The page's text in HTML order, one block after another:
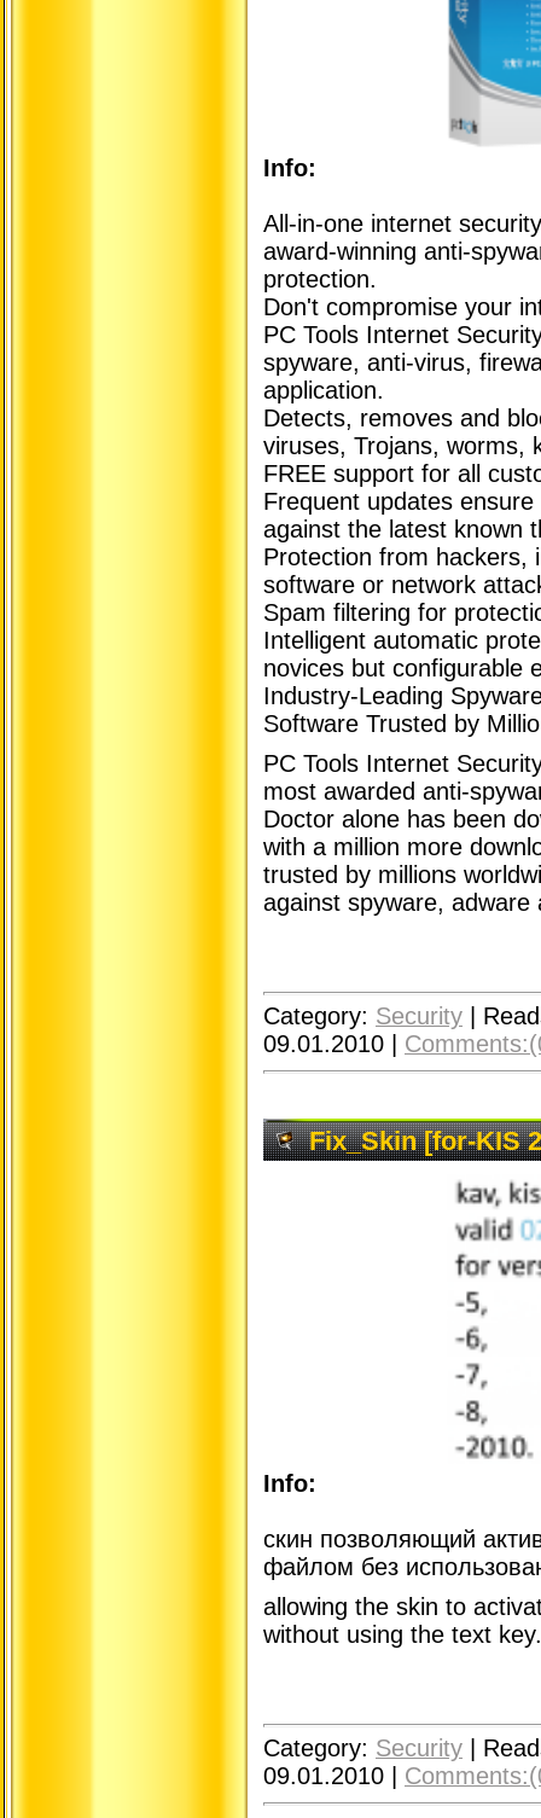
Info:
All-in-one internet
award-winning anti-
protection.
Don't compromise your
PC Tools Internet
spyware, anti-virus,
application.
Detects, removes and
viruses, Trojans, worms,
FREE support for all
Frequent updates
against the latest known
Protection from hackers,
software or network
Spam filtering for
Intelligent automatic
novices but configurable
Industry-Leading
Software Trusted by
PC Tools Internet
most awarded anti-
Doctor alone has been
with a million more
trusted by millions
against spyware,
Category: Security |
09.01.2010 |
Fix_Skin [for-KIS
Info:
скин позволяющий
файлом без
allowing the skin to
without using the text key.
Category: Security |
09.01.2010 |